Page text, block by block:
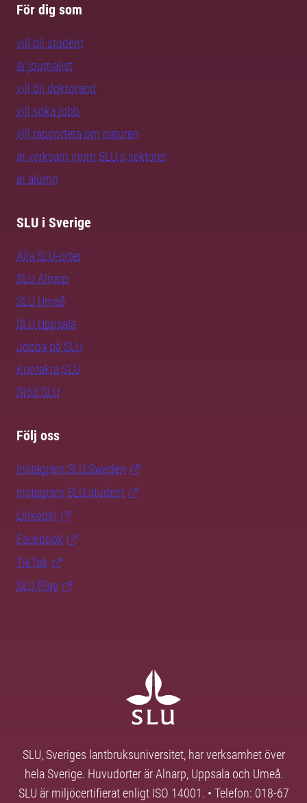
För dig som
vill bli student
är journalist
vill bli doktorand
vill söka jobb
vill rapportera om naturen
är verksam inom SLU:s sektorer
är alumn
SLU i Sverige
Alla SLU-orter
SLU Alnarp
SLU Umeå
SLU Uppsala
Jobba på SLU
Kontakta SLU
Stöd SLU
Följ oss
Instagram SLU.Sweden
Instagram SLU.student
LinkedIn
Facebook
TikTok
SLU Play
SLU, Sveriges lantbruksuniversitet, har verksamhet över
hela Sverige. Huvudorter är Alnarp, Uppsala och Umeå.
SLU är miljöcertifierat enligt ISO 14001. • Telefon: 018-67